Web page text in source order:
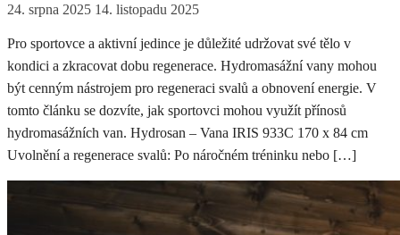
24. srpna 2025 14. listopadu 2025
Pro sportovce a aktivní jedince je důležité udržovat své tělo v
kondici a zkracovat dobu regenerace. Hydromasážní vany mohou
být cenným nástrojem pro regeneraci svalů a obnovení energie. V
tomto článku se dozvíte, jak sportovci mohou využít přínosů
hydromasážních van. Hydrosan – Vana IRIS 933C 170 x 84 cm
Uvolnění a regenerace svalů: Po náročném tréninku nebo […]